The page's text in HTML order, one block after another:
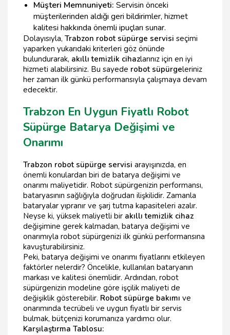
Müşteri Memnuniyeti: Servisin önceki
müşterilerinden aldığı geri bildirimler, hizmet
kalitesi hakkında önemli ipuçları sunar.
Dolayısıyla, Trabzon robot süpürge servisi seçimi
yaparken yukarıdaki kriterleri göz önünde
bulundurarak, akıllı temizlik cihazlarınız için en iyi
hizmeti alabilirsiniz. Bu sayede robot süpürgeleriniz
her zaman ilk günkü performansıyla çalışmaya devam
edecektir.
Trabzon En Uygun Fiyatlı Robot
Süpürge Batarya Değişimi ve
Onarımı
Trabzon robot süpürge servisi arayışınızda, en
önemli konulardan biri de batarya değişimi ve
onarımı maliyetidir. Robot süpürgenizin performansı,
bataryasının sağlığıyla doğrudan ilişkilidir. Zamanla
bataryalar yıpranır ve şarj tutma kapasiteleri azalır.
Neyse ki, yüksek maliyetli bir akıllı temizlik cihaz
değişimine gerek kalmadan, batarya değişimi ve
onarımıyla robot süpürgenizi ilk günkü performansına
kavuşturabilirsiniz.
Peki, batarya değişimi ve onarımı fiyatlarını etkileyen
faktörler nelerdir? Öncelikle, kullanılan bataryanın
markası ve kalitesi önemlidir. Ardından, robot
süpürgenizin modeline göre işçilik maliyeti de
değişiklik gösterebilir. Robot süpürge bakımı ve
onarımında tecrübeli ve uygun fiyatlı bir servis
bulmak, bütçenizi korumanıza yardımcı olur.
Karşılaştırma Tablosu: